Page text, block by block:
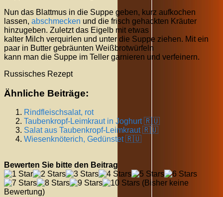
Nun das Blattmus in die Suppe geben, kurz aufkochen
lassen, abschmecken und die frisch gehackten Kräuter
hinzugeben. Zuletzt das Eigelb mit etwas
kalter Milch verquirlen und unter die Suppe ziehen. Mit ein
paar in Butter gebräunten Weißbrotwürfeln
kann man die Suppe im Teller garnieren und verfeinern.
Russisches Rezept
Ähnliche Beiträge:
Rindfleischsalat, rot
Taubenkropf-Leimkraut in Joghurt 🇷🇺
Salat aus Taubenkropf-Leimkraut 🇷🇺
Wiesenknöterich, Gedünstet 🇷🇺
Bewerten Sie bitte den Beitrag
(Bisher keine
Bewertung)